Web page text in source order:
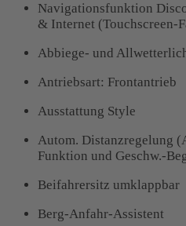
Navigationsfunktion
& Internet (Touchscreen-
Abbiege- und
Antriebsart: Frontantrieb
Ausstattung Style
Autom. Distanzregelung
Funktion und Geschw.-
Beifahrersitz umklappbar
Berg-Anfahr-Assistent